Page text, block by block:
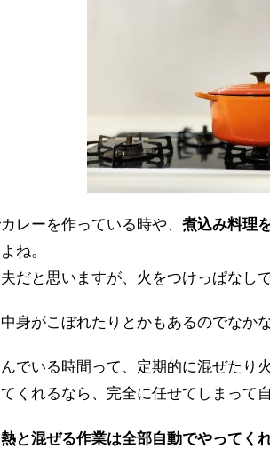
レーを作っている時や、 煮込み料理
ね。
だと思いますが、火をつけっぱなし
身がこぼれたりとかもあるのでなか
でいる時間って、定期的に混ぜたり
くれるなら、完全に任せてしまって
と混ぜる作業は全部自動でやってく